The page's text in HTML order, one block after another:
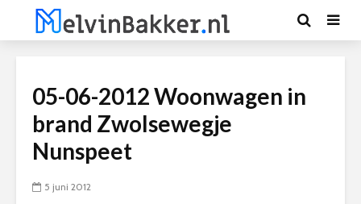
05-06-2012 Woonwagen in
brand Zwolsewegje
Nunspeet
5 juni 2012